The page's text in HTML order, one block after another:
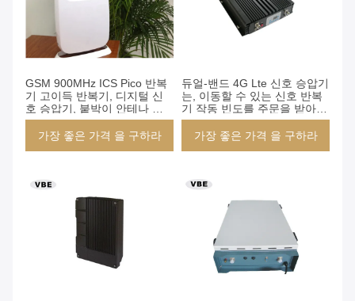
GSM 900MHz ICS Pico 반복
기 고이득 반복기, 디지털 신
호 승압기, 붙박이 안테나 반
복기
가장 좋은 가격 을 구하라
듀얼-밴드 4G Lte 신호 승압기
는, 이동할 수 있는 신호 반복
기 작동 빈도를 주문을 받아서
만들었습니다
가장 좋은 가격 을 구하라